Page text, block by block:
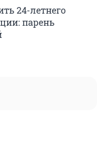
24-летнего
парень